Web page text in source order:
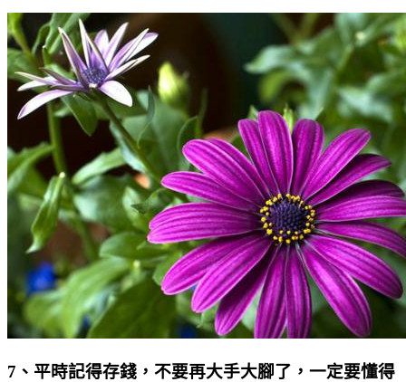
7 、平時記得存錢，不要再大手大腳了，一定要懂得